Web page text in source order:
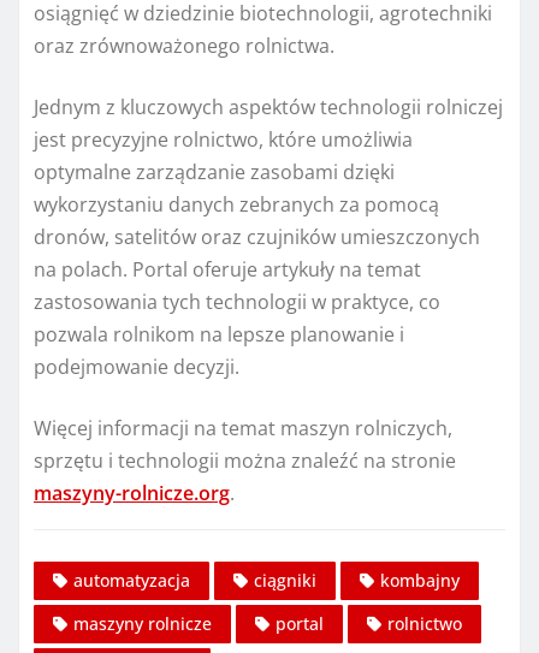
osiągnięć w dziedzinie biotechnologii, agrotechniki
oraz zrównoważonego rolnictwa.
Jednym z kluczowych aspektów technologii rolniczej
jest precyzyjne rolnictwo, które umożliwia
optymalne zarządzanie zasobami dzięki
wykorzystaniu danych zebranych za pomocą
dronów, satelitów oraz czujników umieszczonych
na polach. Portal oferuje artykuły na temat
zastosowania tych technologii w praktyce, co
pozwala rolnikom na lepsze planowanie i
podejmowanie decyzji.
Więcej informacji na temat maszyn rolniczych,
sprzętu i technologii można znaleźć na stronie
maszyny-rolnicze.org.
automatyzacja ciągniki
kombajny
maszyny rolnicze
portal
rolnictwo